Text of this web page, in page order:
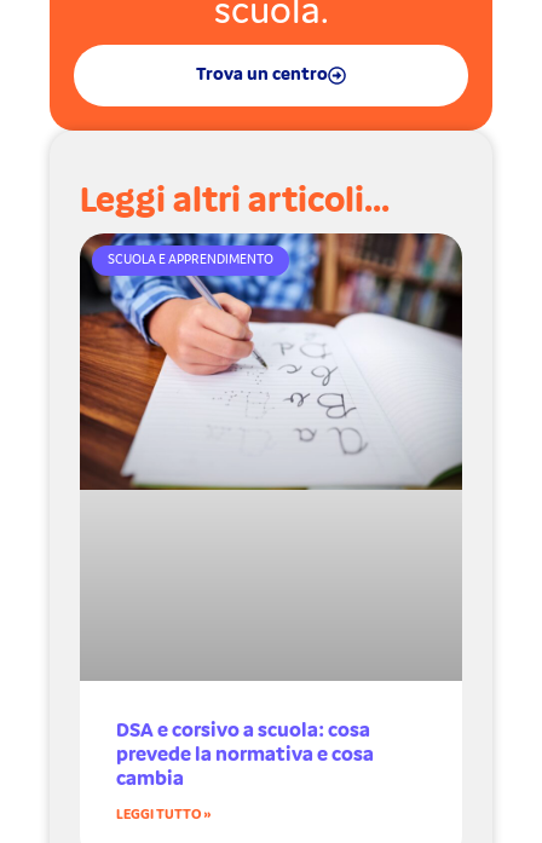
scuola.
Trova un centro
Leggi altri articoli...
SCUOLA E APPRENDIMENTO
DSA e corsivo a scuola: cosa
prevede la normativa e cosa
cambia
LEGGI TUTTO »